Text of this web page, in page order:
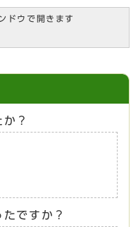
ドウで開きます
？
ですか？